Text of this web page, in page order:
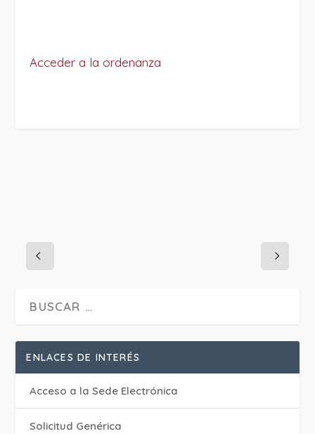
Acceder a la ordenanza
ENLACES DE INTERÉS
Acceso a la Sede Electrónica
Solicitud Genérica